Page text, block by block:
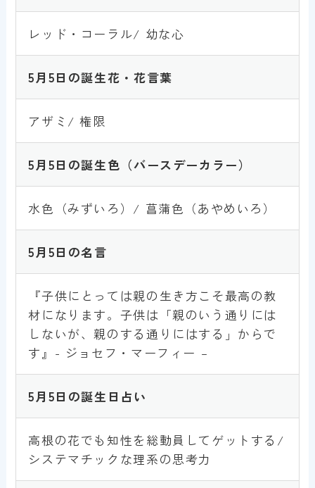
レッド・コーラル/ 幼な心
5月5日の誕生花・花言葉
アザミ/ 権限
5月5日の誕生色 （バースデーカラー）
水色（みずいろ）/ 菖蒲色（あやめいろ）
5月5日の名言
『子供にとっては親の生き方こそ最高の教
材になります。子供は「親のいう通りには
しないが、親のする通りにはする」からで
す』- ジョセフ・マーフィー –
5月5日の誕生日占い
高根の花でも知性を総動員してゲットする/
システマチックな理系の思考力